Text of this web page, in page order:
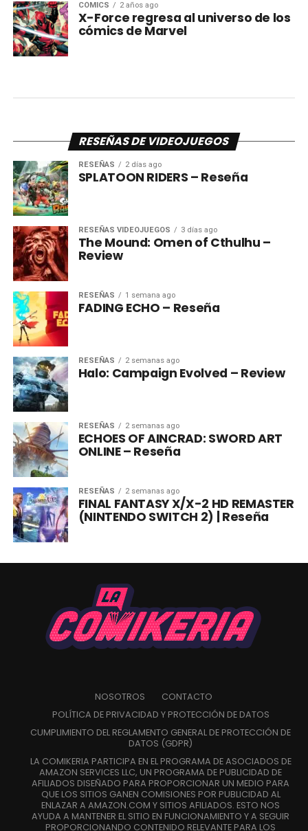
CÓMICS 2 años ago
X-Force regresa al universo de los
cómics de Marvel
RESEÑAS DE VIDEOJUEGOS
RESEÑAS 2 días ago
SPLATOON RIDERS – Reseña
RESEÑAS VIDEOJUEGOS 3 días ago
The Mound: Omen of Cthulhu –
Review
RESEÑAS 1 semana ago
FADING ECHO – Reseña
RESEÑAS 2 semanas ago
Halo: Campaign Evolved – Review
RESEÑAS 2 semanas ago
ECHOES OF AINCRAD: SWORD ART
ONLINE – Reseña
RESEÑAS 2 semanas ago
FINAL FANTASY X/X-2 HD REMASTER
(NINTENDO SWITCH 2) | Reseña
NOSOTROS
CONTACTO
POLÍTICA DE PRIVACIDAD Y PROTECCIÓN DE DATOS
CUMPLIMIENTO DEL REGLAMENTO GENERAL DE PROTECCIÓN DE
DATOS (GDPR)
LA COMIKERIA PARTICIPA EN EL PROGRAMA DE ASOCIADOS DE
AMAZON SERVICES LLC, UN PROGRAMA DE PUBLICIDAD DE
AFILIADOS DISEÑADO PARA PROPORCIONAR UN MEDIO PARA
QUE LOS SITIOS GANEN COMISIONES POR PUBLICIDAD AL
ENLAZAR A AMAZON.COM Y SITIOS AFILIADOS. ESTO NOS
AYUDA A MANTENER EL SITIO EN FUNCIONAMIENTO Y A SEGUIR
PROPORCIONANDO CONTENIDO RELEVANTE PARA LOS